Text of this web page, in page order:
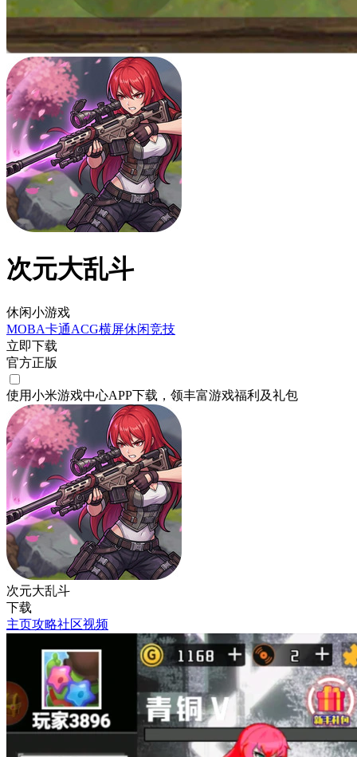
次元大乱斗
休闲小游戏
MOBA卡通ACG横屏休闲竞技
立即下载
官方正版
使用小米游戏中心APP下载 ，领丰富游戏福利 及礼包
次元大乱斗
下载
主页攻略社区视频